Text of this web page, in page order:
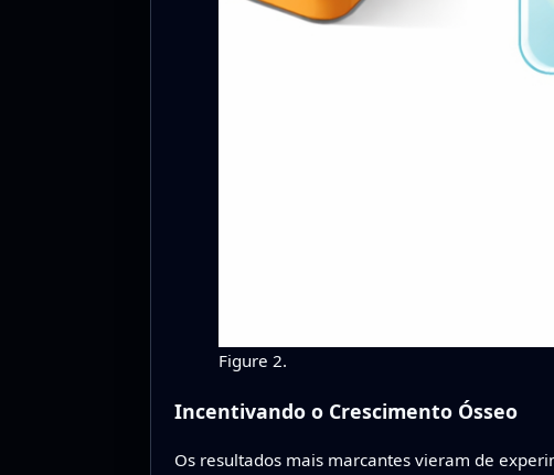
Figure 2.
Incentivando o Crescimento Ósseo
Os resultados mais marcantes vieram de